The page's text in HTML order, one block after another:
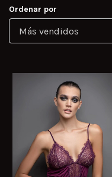
Ordenar por